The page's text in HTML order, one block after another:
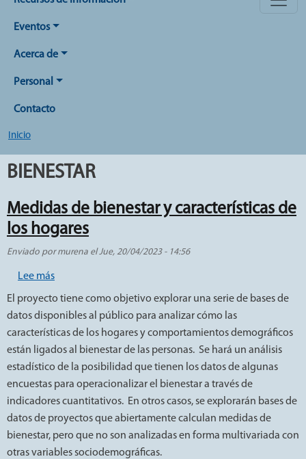
Eventos
Acerca de
Personal
Contacto
Inicio
BIENESTAR
Medidas de bienestar y características de
los hogares
Enviado pormurena elJue, 20/04/2023 - 14:56
Lee mássobre Medidas de bienestar y características de los
El proyecto tiene como objetivo explorar una serie de bases de
datos disponibles al público para analizar cómo las
características de los hogares y comportamientos demográficos
están ligados al bienestar de las personas. Se hará un análisis
estadístico de la posibilidad que tienen los datos de algunas
encuestas para operacionalizar el bienestar a través de
indicadores cuantitativos. En otros casos, se explorarán bases de
datos de proyectos que abiertamente calculan medidas de
bienestar, pero que no son analizadas en forma multivariada con
otras variables sociodemográficas.